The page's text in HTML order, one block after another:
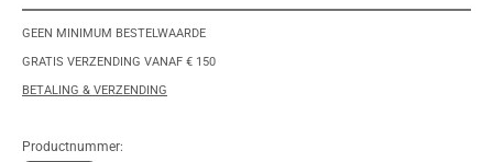
GEEN MINIMUM BESTELWAARDE
GRATIS VERZENDING VANAF € 150
BETALING & VERZENDING
Productnummer: